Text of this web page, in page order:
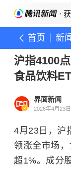
·
首页 新闻
沪指4100
食品饮料
界面新闻
2026年4月23
4月23日，沪
领涨全市场
超1%。成分